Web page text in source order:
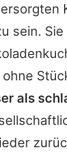
sein.
als